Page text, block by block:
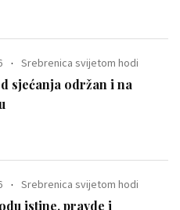
Srebrenica svijetom hodi
sjećanja održan i na
Srebrenica svijetom hodi
istine, pravde i